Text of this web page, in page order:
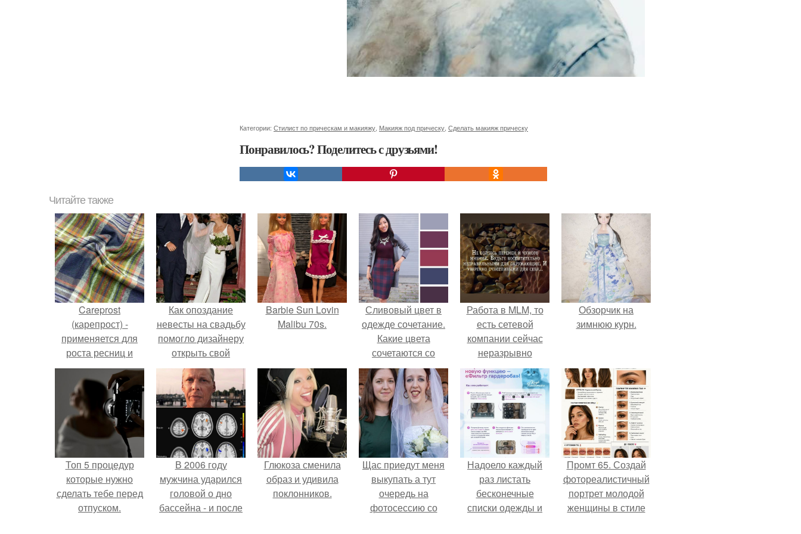
Категории: Стилист по прическам и макияжу Макияж под прическу Сделать макияж прическу
Понравилось? Поделитесь с друзьями!
Читайте также
Careprost
(карепрост) -
применяется для
роста ресниц и
бровей.
Как опоздание
невесты на свадьбу
помогло дизайнеру
открыть свой
бренд.
Barbie Sun Lovin
Malibu 70s.
Сливовый цвет в
одежде сочетание.
Какие цвета
сочетаются со
сливовым
Работа в MLM, то
есть сетевой
компании сейчас
неразрывно
связана с создание
своего контента,
своей страницы в
соц сетях.
Обзорчик на
зимнюю курн.
Топ 5 процедур
которые нужно
сделать тебе перед
отпуском.
В 2006 году
мужчина ударился
головой о дно
бассейна - и после
Глюкоза сменила
образ и удивила
поклонников.
Щас приедут меня
выкупать а тут
очередь на
фотосессию со
Надоело каждый
раз листать
бесконечные
списки одежды и
Промт 65. Создай
фотореалистичный
портрет молодой
женщины в стиле